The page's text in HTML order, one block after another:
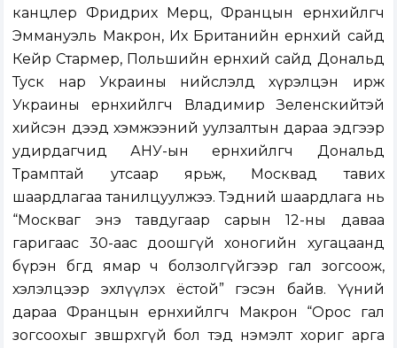
канцлер Фридрих Мерц, Францын ерөнхийлөгч
Эммануэль Макрон, Их Британийн ерөнхий сайд
Кейр Стармер, Польшийн ерөнхий сайд Дональд
Туск нар Украины нийслэлд хүрэлцэн ирж
Украины ерөнхийлөгч Владимир Зеленскийтэй
хийсэн дээд хэмжээний уулзалтын дараа эдгээр
удирдагчид АНУ-ын ерөнхийлөгч Дональд
Трамптай утсаар ярьж, Москвад тавих
шаардлагаа танилцуулжээ. Тэдний шаардлага нь
“Москваг энэ тавдугаар сарын 12-ны даваа
гаригаас 30-аас доошгүй хоногийн хугацаанд
бүрэн бөгөөд ямар ч болзолгүйгээр гал зогсоож,
хэлэлцээр эхлүүлэх ёстой” гэсэн байв. Үүний
дараа Францын ерөнхийлөгч Макрон “Орос гал
зогсоохыг зөвшөөрөхгүй бол тэд нэмэлт хориг арга